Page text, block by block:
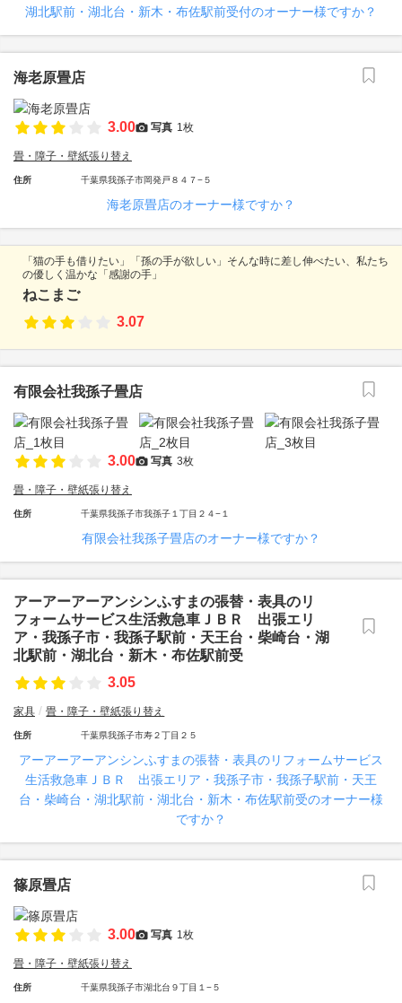
湖北駅前・湖北台・新木・布佐駅前受付のオーナー様ですか？
海老原畳店
3.00 写真 1枚
畳・障子・壁紙張り替え
住所 千葉県我孫子市岡発戸８４７−５
海老原畳店のオーナー様ですか？
「猫の手も借りたい」「孫の手が欲しい」そんな時に差し伸べたい、私たち
の優しく温かな「感謝の手」
ねこまご
3.07
有限会社我孫子畳店
3.00 写真 3枚
畳・障子・壁紙張り替え
住所 千葉県我孫子市我孫子１丁目２４−１
有限会社我孫子畳店のオーナー様ですか？
アーアーアーアンシンふすまの張替・表具のリ
フォームサービス生活救急車ＪＢＲ 出張エリ
ア・我孫子市・我孫子駅前・天王台・柴崎台・湖
北駅前・湖北台・新木・布佐駅前受
3.05
家具 畳・障子・壁紙張り替え
住所 千葉県我孫子市寿２丁目２５
アーアーアーアンシンふすまの張替・表具のリフォームサービス
生活救急車ＪＢＲ 出張エリア・我孫子市・我孫子駅前・天王
台・柴崎台・湖北駅前・湖北台・新木・布佐駅前受のオーナー様
ですか？
篠原畳店
3.00 写真 1枚
畳・障子・壁紙張り替え
住所 千葉県我孫子市湖北台９丁目１−５